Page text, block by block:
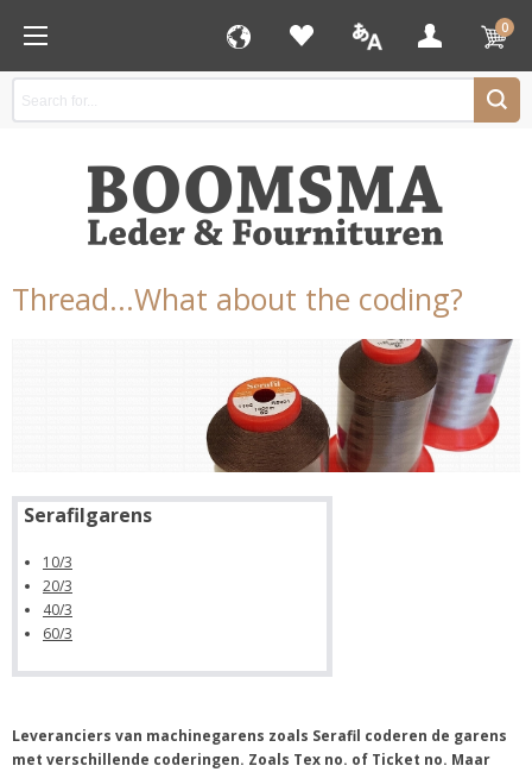
0
Thread...What about the coding?
Serafilgarens
10/3
20/3
40/3
60/3
Leveranciers van machinegarens zoals Serafil coderen de garens
met verschillende coderingen. Zoals Tex no. of Ticket no. Maar